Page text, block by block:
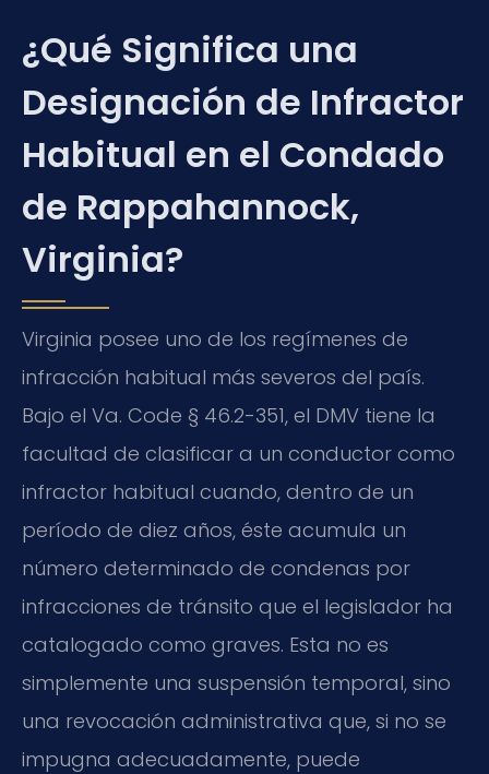
¿Qué Significa una
Designación de Infractor
Habitual en el Condado
de Rappahannock,
Virginia?
Virginia posee uno de los regímenes de
infracción habitual más severos del país.
Bajo el Va. Code § 46.2-351, el DMV tiene la
facultad de clasificar a un conductor como
infractor habitual cuando, dentro de un
período de diez años, éste acumula un
número determinado de condenas por
infracciones de tránsito que el legislador ha
catalogado como graves. Esta no es
simplemente una suspensión temporal, sino
una revocación administrativa que, si no se
impugna adecuadamente, puede